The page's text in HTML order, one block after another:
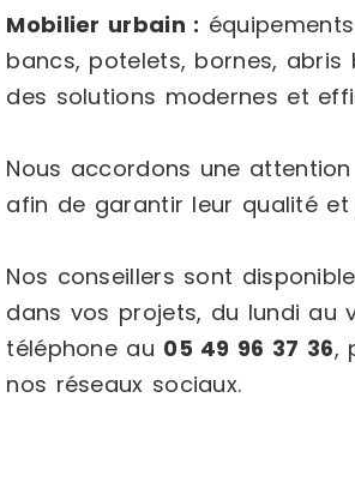
Mobilier urbain :
bancs, potelets, bornes,
des solutions modernes et
Nous accordons une
afin de garantir leur qualité
Nos conseillers sont
dans vos projets, du lundi au
téléphone au 05 49 96 37 36,
nos réseaux sociaux.